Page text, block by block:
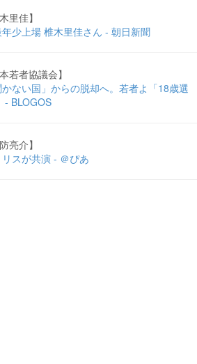
里佳】
少上場 椎木里佳さん - 朝日新聞
若者協議会】
かない国」からの脱却へ。若者よ「18歳選
- BLOGOS
亮介】
スが共演 - ＠ぴあ